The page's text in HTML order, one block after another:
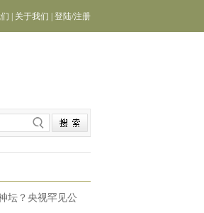
关于我们 登陆/注册
坛？央视罕见公